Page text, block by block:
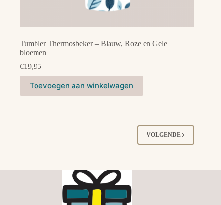
Tumbler Thermosbeker – Blauw, Roze en Gele
bloemen
€19,95
Toevoegen aan winkelwagen
VOLGENDE